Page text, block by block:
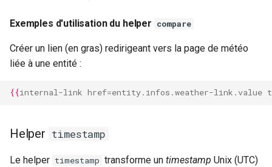
Exemples d'utilisation du helper compare
Créer un lien (en gras) redirigeant vers la page de météo
liée à une entité :
{{internal-link href=entity.infos.weather-link.value
Helper timestamp
Le helper timestamp transforme un timestamp Unix (UTC)